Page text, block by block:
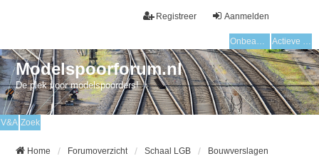
Aanmelden
Registreer
Onbeantwoorde onderwerpen Actieve onderwerpen
Modelspoorforum.nl
De plek voor modelspoorders!
V&A Zoek
Home Forumoverzicht Schaal LGB Bouwverslagen